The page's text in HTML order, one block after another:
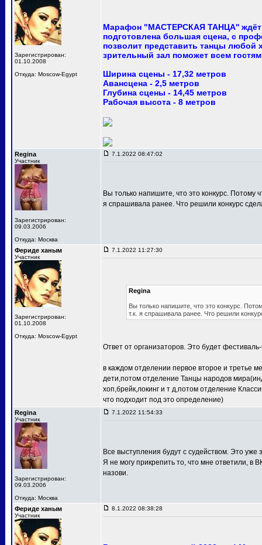
Зарегистрирован:
01.10.2008
Откуда: Moscow-Egypt
Марафон "МАСТЕРСКАЯ ТАНЦА'' ждёт
подготовлена большая сцена, с
позволит представить танцы
зрительный зал поможет всем
Ширина сцены - 17,32 метров
Авансцена - 2,5 метров
Глубина сцены - 14,45 метров
Рабочая высота - 8 метров
Regina
Участник
Зарегистрирован:
09.03.2006
Откуда: Москва
7.1.2022 08:47:02
Вы только напишите, что это конкурс. Потому
я спрашивала ранее. Что решили конкурс
Фериде ханым
Участник
Зарегистрирован:
01.10.2008
Откуда: Moscow-Egypt
7.1.2022 11:27:30
Regina
Вы только напишите, что это конкурс.
т.к. я спрашивала ранее. Что решили
Ответ от организаторов. Это будет фестиваль-
в каждом отделении первое второе и третье
дети,потом отделение Танцы народов
хоп,брейк,локинг и т д,потом отделение
что подходит под это определение)
Regina
Участник
Зарегистрирован:
09.03.2006
Откуда: Москва
7.1.2022 11:54:33
Все выступления будут с судейством. Это уже
Я не могу прикрепить то, что мне ответили, в
назови.
Фериде ханым
Участник
8.1.2022 08:38:28